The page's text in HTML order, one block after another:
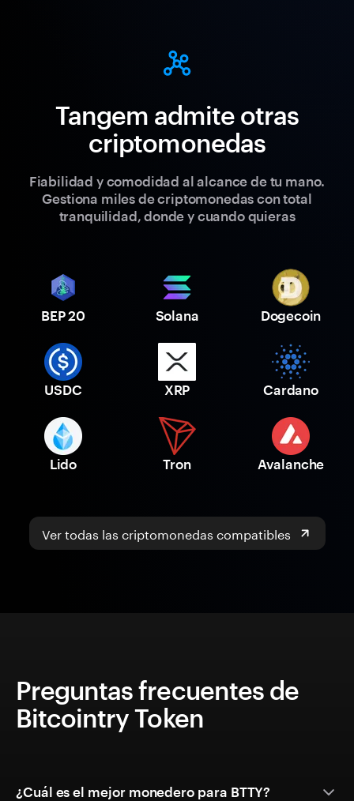
Tangem admite otras
criptomonedas
Fiabilidad y comodidad al alcance de tu mano.
Gestiona miles de criptomonedas con total
tranquilidad, donde y cuando quieras
BEP 20 Solana Dogecoin
USDC XRP Cardano
Lido Tron Avalanche
Ver todas las criptomonedas compatibles
Preguntas frecuentes de
Bitcointry Token
¿Cuál es el mejor monedero para BTTY?